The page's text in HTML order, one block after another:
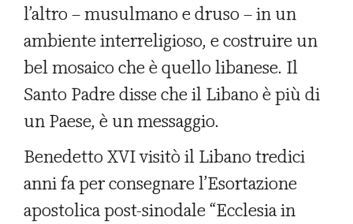
l’altro – musulmano e druso – in un
ambiente interreligioso, e costruire un
bel mosaico che è quello libanese. Il
Santo Padre disse che il Libano è più di
un Paese, è un messaggio.
Benedetto XVI visitò il Libano tredici
anni fa per consegnare l’Esortazione
apostolica post-sinodale “Ecclesia in